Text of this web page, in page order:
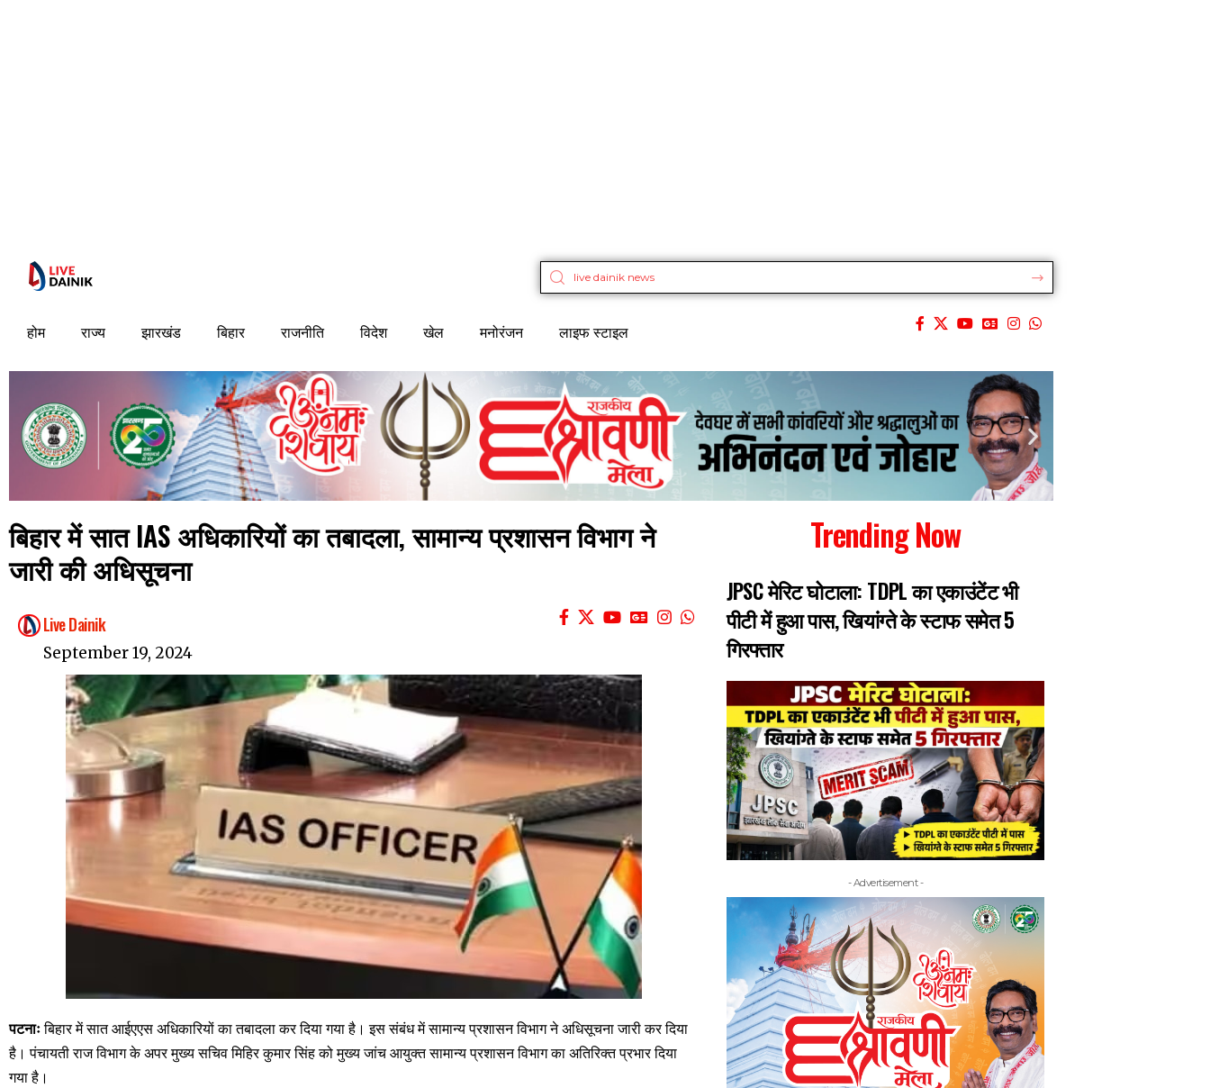
होम राज्य झारखंड बिहार राजनीति विदेश खेल मनोरंजन लाइफ स्टाइल
बिहार में सात IAS अधिकारियों का तबादला, सामान्य प्रशासन विभाग ने
जारी की अधिसूचना
Live Dainik
September 19, 2024
पटनाःबिहार में सात आईएएस अधिकारियों का तबादला कर दिया गया है। इस संबंध में सामान्य प्रशासन विभाग ने अधिसूचना जारी कर दिया
है। पंचायती राज विभाग के अपर मुख्य सचिव मिहिर कुमार सिंह को मुख्य जांच आयुक्त सामान्य प्रशासन विभाग का अतिरिक्त प्रभार दिया
गया है।
Trending Now
JPSC मेरिट घोटाला: TDPL का एकाउंटेंट भी
पीटी में हुआ पास, खियांग्ते के स्टाफ समेत 5
गिरफ्तार
- Advertisement -